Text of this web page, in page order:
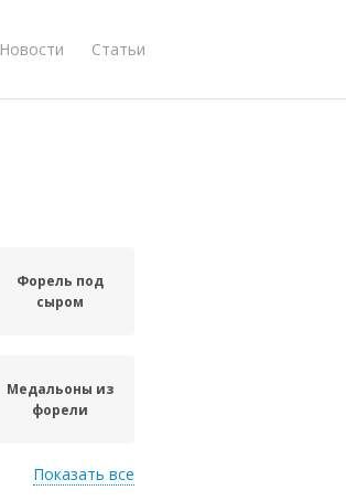
Новости Статьи
Форель под
сыром
Медальоны из
форели
Показать все